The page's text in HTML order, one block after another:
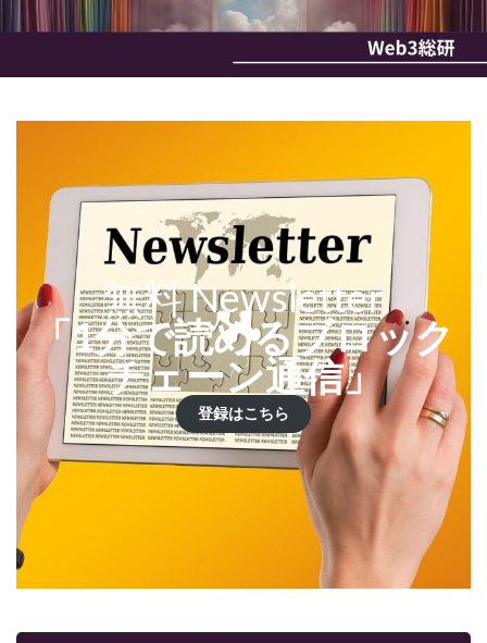
無料 Newsletter
「1分で読めるブロック
チェーン通信」
登録はこちら